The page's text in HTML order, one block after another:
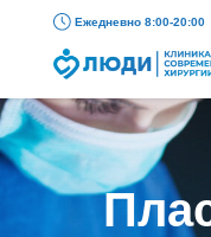
Ежедневно 8:00-20:00